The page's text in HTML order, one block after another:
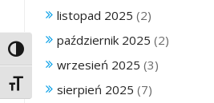
Toggle High Contrast
Toggle Font size
listopad 2025 (2)
październik 2025 (2)
wrzesień 2025 (3)
sierpień 2025 (7)